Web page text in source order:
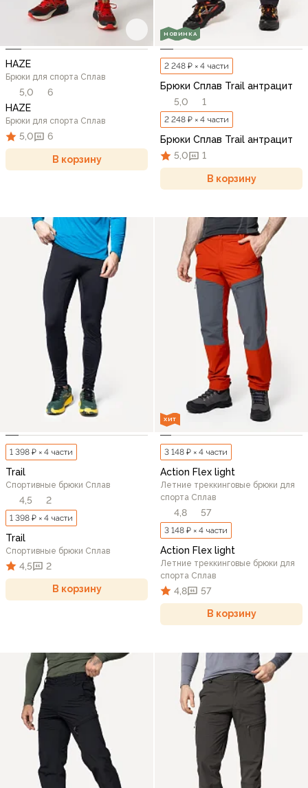
HAZE
Брюки для спорта Сплав
5,0
6
HAZE
Брюки для спорта Сплав
5,0 6
В корзину
НОВИНКА
2 248 ₽ × 4 части
Брюки Сплав Trail антрацит
5,0
1
2 248 ₽ × 4 части
Брюки Сплав Trail антрацит
5,0
1
В корзину
1 398 ₽ × 4 части
Trail
Спортивные брюки Сплав
4,5 2
1 398 ₽ × 4 части
Trail
Спортивные брюки Сплав
4,5 2
В корзину
ХИТ
3 148 ₽ × 4 части
Action Flex light
Летние треккинговые брюки для
спорта Сплав
4,8 57
3 148 ₽ × 4 части
Action Flex light
Летние треккинговые брюки для
спорта Сплав
4,8 57
В корзину